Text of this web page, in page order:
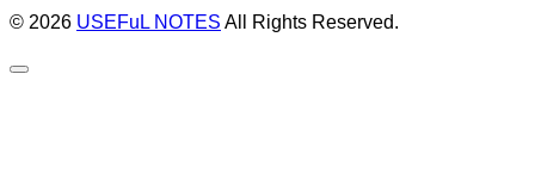
© 2026 USEFuL NOTES All Rights Reserved.